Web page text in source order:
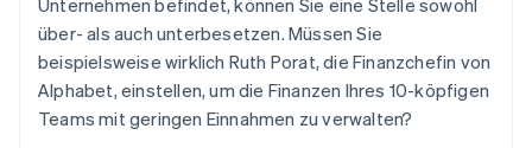
über- als auch unterbesetzen. Müssen Sie
beispielsweise wirklich Ruth Porat, die Finanzchefin von
Alphabet, einstellen, um die Finanzen Ihres 10-köpfigen
Teams mit geringen Einnahmen zu verwalten?